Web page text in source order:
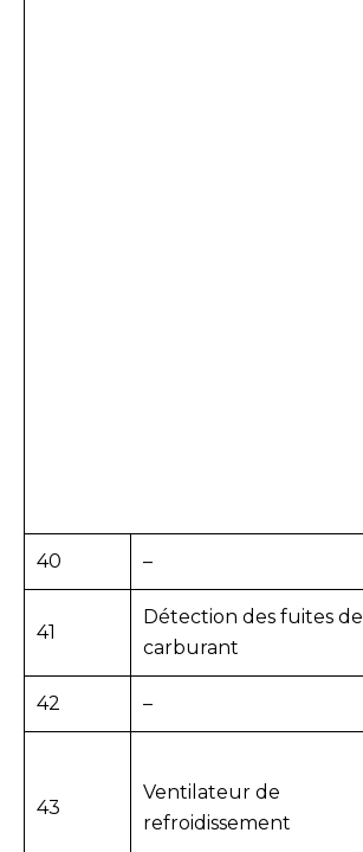
40 –
41
Détection des fuites de
carburant
42 –
43
Ventilateur de
refroidissement